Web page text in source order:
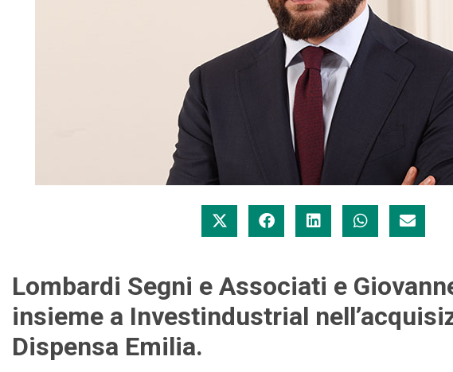
Lombardi Segni e Associati e
insieme a Investindustrial
Dispensa Emilia.